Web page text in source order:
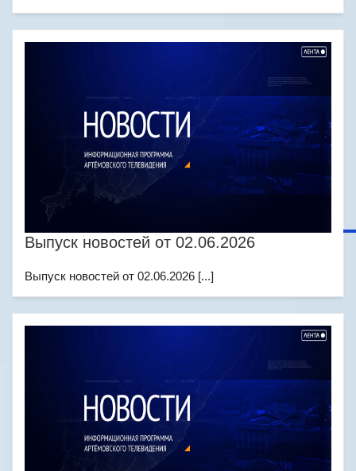
Выпуск новостей от 02.06.2026
Выпуск новостей от 02.06.2026 [...]